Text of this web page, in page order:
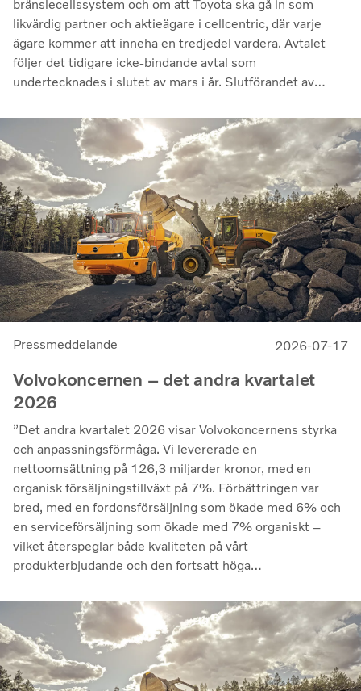
bränslecellssystem och om att Toyota ska gå in som
likvärdig partner och aktieägare i cellcentric, där varje
ägare kommer att inneha en tredjedel vardera. Avtalet
följer det tidigare icke-bindande avtal som
undertecknades i slutet av mars i år. Slutförandet av
godkännanden erhålls. Genom samarbetet avser parterna
att stärka cellcentrics position som en ledande utvecklare
och producent av bränslecellssystem för tunga
kommersiella tillämpningar.
Pressmeddelande 2026-07-17
Volvokoncernen – det andra kvartalet
2026
”Det andra kvartalet 2026 visar Volvokoncernens styrka
och anpassningsförmåga. Vi levererade en
nettoomsättning på 126,3 miljarder kronor, med en
organisk försäljningstillväxt på 7%. Förbättringen var
bred, med en fordonsförsäljning som ökade med 6% och
en serviceförsäljning som ökade med 7% organiskt –
vilket återspeglar både kvaliteten på vårt
produkterbjudande och den fortsatt höga
marknader. Lönsamheten nådde sin högsta nivå under de
senaste kvartalen. Det justerade rörelseresultatet steg
till 14,8 miljarder kronor (13,5), med en justerad
rörelsemarginal på 11,7%, upp från 11,0% under andra
kvartalet 2025, en utveckling som visar vår förmåga att